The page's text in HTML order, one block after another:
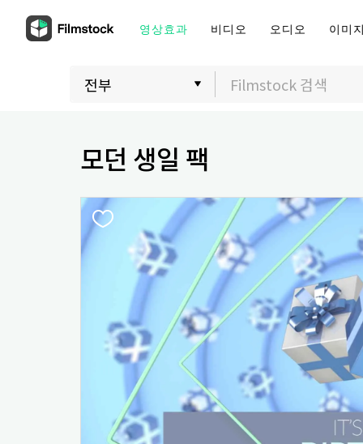
영상효과 비디오 오디오 이미
모던 생일 팩